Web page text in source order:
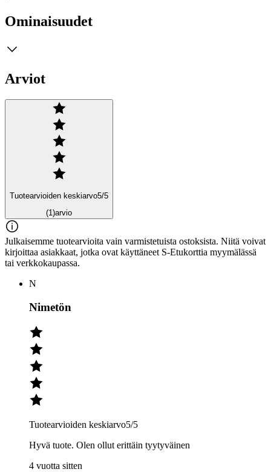
Ominaisuudet
Arviot
Tuotearvioiden keskiarvo5/5
(1)arvio
Julkaisemme tuotearvioita vain varmistetuista ostoksista. Niitä voivat
kirjoittaa asiakkaat, jotka ovat käyttäneet S-Etukorttia myymälässä
tai verkkokaupassa.
N
Nimetön
Tuotearvioiden keskiarvo5/5
Hyvä tuote. Olen ollut erittäin tyytyväinen
4 vuotta sitten